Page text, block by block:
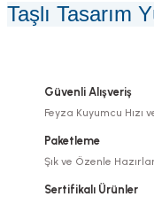
Taşlı Tasarım
Güvenli Alışveriş
Feyza Kuyumcu Hızı
Paketleme
Şık ve Özenle
Sertifikalı Ürünler